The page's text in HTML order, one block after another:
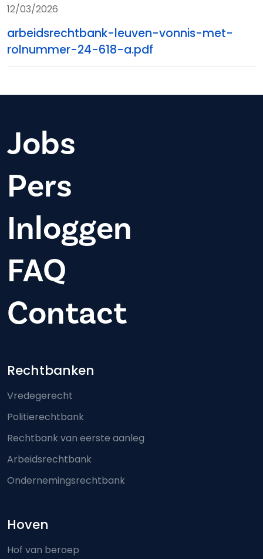
12/03/2026
arbeidsrechtbank-leuven-vonnis-met-
rolnummer-24-618-a.pdf
Jobs
Pers
Inloggen
FAQ
Contact
Footer-menu
Rechtbanken
Vredegerecht
Politierechtbank
Rechtbank van eerste aanleg
Arbeidsrechtbank
Ondernemingsrechtbank
Hoven
Hof van beroep